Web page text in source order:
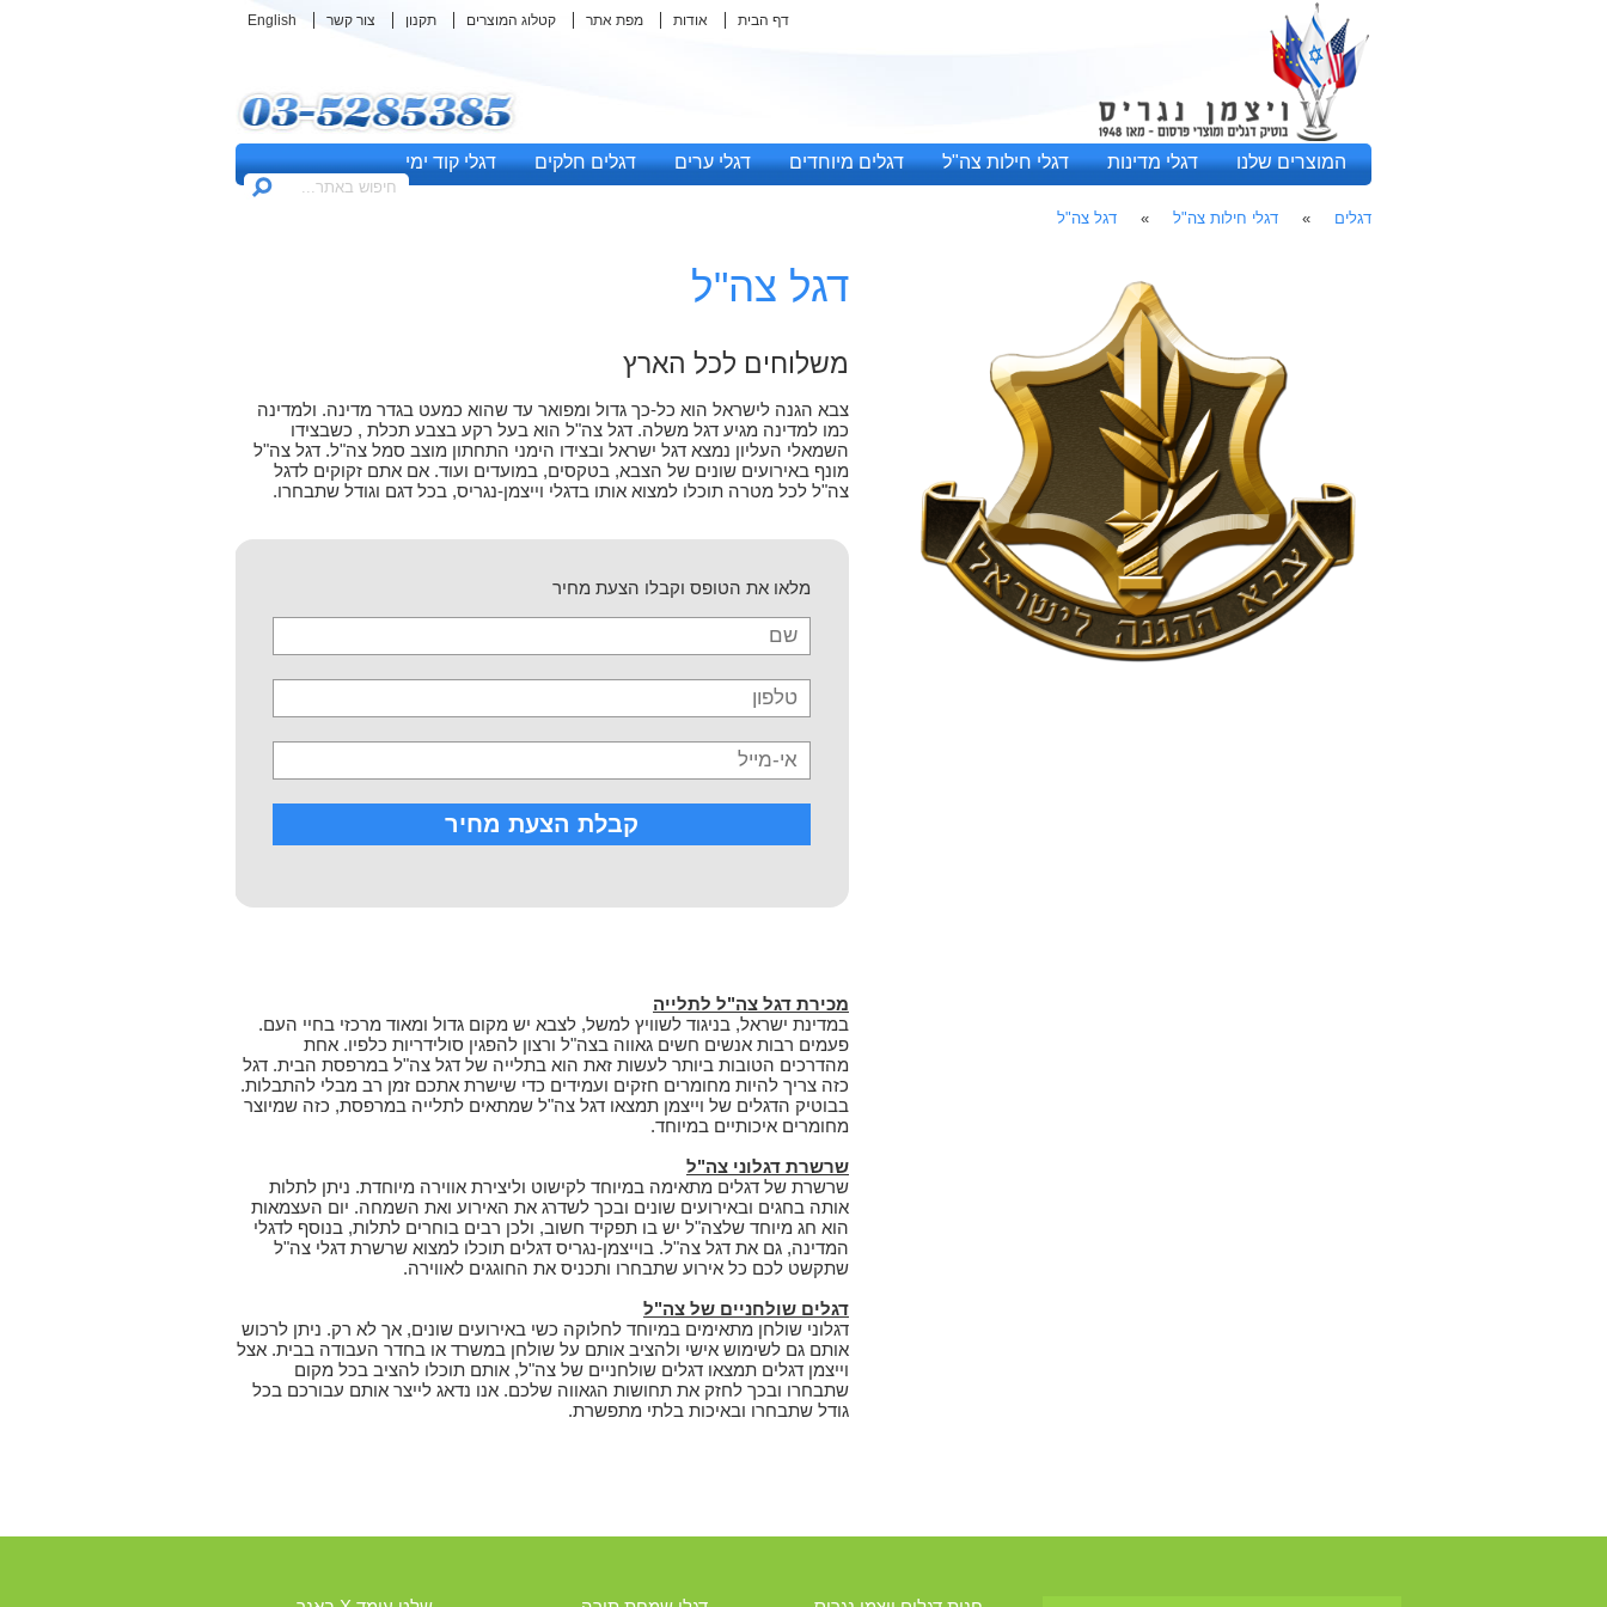
דף הבית אודות מפת אתר קטלוג המוצרים תקנון צור קשר English
המוצרים שלנו דגלי מדינות דגלי חילות צה"ל דגלים מיוחדים דגלי ערים דגלים חלקים דגלי קוד ימי
דגלים » דגלי חילות צה"ל » דגל צה"ל
דגל צה"ל
משלוחים לכל הארץ
צבא הגנה לישראל הוא כל-כך גדול ומפואר עד שהוא כמעט בגדר מדינה. ולמדינה
כמו למדינה מגיע דגל משלה. דגל צה"ל הוא בעל רקע בצבע תכלת , כשבצידו
השמאלי העליון נמצא דגל ישראל ובצידו הימני התחתון מוצב סמל צה"ל. דגל צה"ל
מונף באירועים שונים של הצבא, בטקסים, במועדים ועוד. אם אתם זקוקים לדגל
צה"ל לכל מטרה תוכלו למצוא אותו בדגלי וייצמן-נגריס, בכל דגם וגודל שתבחרו.
מלאו את הטופס וקבלו הצעת מחיר
מכירת דגל צה"ל לתלייה
במדינת ישראל, בניגוד לשוויץ למשל, לצבא יש מקום גדול ומאוד מרכזי בחיי העם.
פעמים רבות אנשים חשים גאווה בצה"ל ורצון להפגין סולידריות כלפיו. אחת
מהדרכים הטובות ביותר לעשות זאת הוא בתלייה של דגל צה"ל במרפסת הבית. דגל
כזה צריך להיות מחומרים חזקים ועמידים כדי שישרת אתכם זמן רב מבלי להתבלות.
בבוטיק הדגלים של וייצמן תמצאו דגל צה"ל שמתאים לתלייה במרפסת, כזה שמיוצר
מחומרים איכותיים במיוחד.
שרשרת דגלוני צה"ל
שרשרת של דגלים מתאימה במיוחד לקישוט וליצירת אווירה מיוחדת. ניתן לתלות
אותה בחגים ובאירועים שונים ובכך לשדרג את האירוע ואת השמחה. יום העצמאות
הוא חג מיוחד שלצה"ל יש בו תפקיד חשוב, ולכן רבים בוחרים לתלות, בנוסף לדגלי
המדינה, גם את דגל צה"ל. בוייצמן-נגריס דגלים תוכלו למצוא שרשרת דגלי צה"ל
שתקשט לכם כל אירוע שתבחרו ותכניס את החוגגים לאווירה.
דגלים שולחניים של צה"ל
דגלוני שולחן מתאימים במיוחד לחלוקה כשי באירועים שונים, אך לא רק. ניתן לרכוש
אותם גם לשימוש אישי ולהציב אותם על שולחן במשרד או בחדר העבודה בבית. אצל
וייצמן דגלים תמצאו דגלים שולחניים של צה"ל, אותם תוכלו להציב בכל מקום
שתבחרו ובכך לחזק את תחושות הגאווה שלכם. אנו נדאג לייצר אותם עבורכם בכל
גודל שתבחרו ובאיכות בלתי מתפשרת.